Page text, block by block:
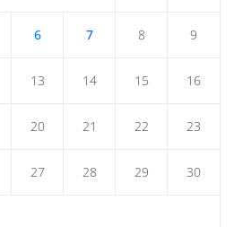
6 7 8 9
13 14 15 16
20 21 22 23
27 28 29 30